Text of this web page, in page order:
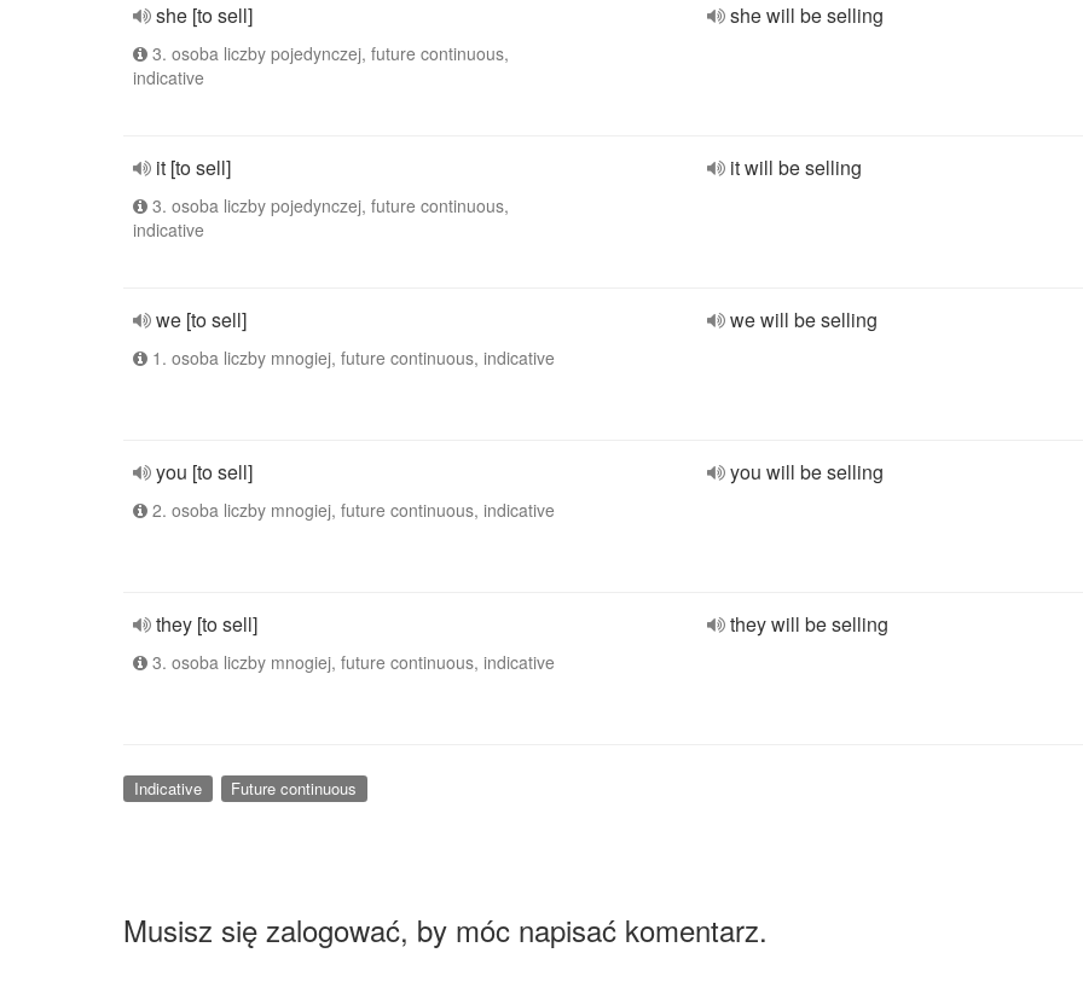
she [to sell]
3. osoba liczby pojedynczej, future continuous,
indicative
she will be selling
it [to sell]
3. osoba liczby pojedynczej, future continuous,
indicative
it will be selling
we [to sell]
1. osoba liczby mnogiej, future continuous, indicative
we will be selling
you [to sell]
2. osoba liczby mnogiej, future continuous, indicative
you will be selling
they [to sell]
3. osoba liczby mnogiej, future continuous, indicative
they will be selling
Indicative Future continuous
Musisz się zalogować, by móc napisać komentarz.